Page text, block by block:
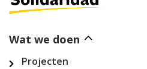
Wat we doen
Projecten